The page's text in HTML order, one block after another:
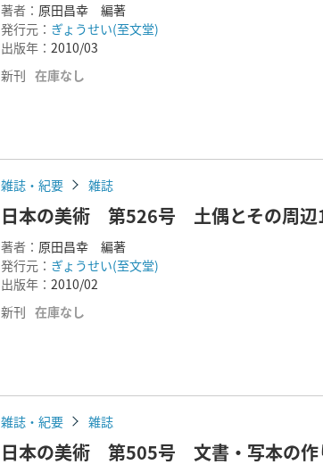
著者： 原田昌幸 編著
発行元： ぎょうせい(至文堂)
出版年： 2010/03
新刊 在庫なし
雑誌・紀要 雑誌
日本の美術 第526号 土偶とその周
著者： 原田昌幸 編著
発行元： ぎょうせい(至文堂)
出版年： 2010/02
新刊 在庫なし
雑誌・紀要 雑誌
日本の美術 第505号 文書・写本の作